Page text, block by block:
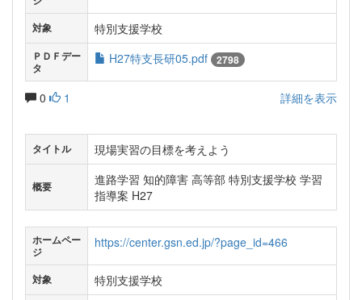
対象
特別支援学校
ＰＤＦデー
タ
H27特支長研05.pdf 2798
0 1 詳細を表示
タイトル 現場実習の目標を考えよう
概要
進路学習 知的障害 高等部 特別支援学校 学習
指導案 H27
ホームペー
ジ
https://center.gsn.ed.jp/?page_id=466
対象 特別支援学校